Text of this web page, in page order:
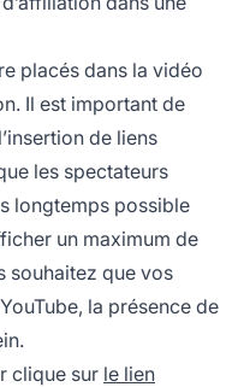
placés dans la vidéo
Il est important de
de liens
les spectateurs
longtemps possible
un maximum de
souhaitez que vos
la présence de
clique sur le lien